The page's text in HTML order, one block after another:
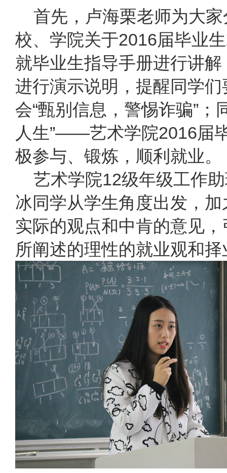
首先，卢海栗老师为大家
校、学院关于2016届毕业
就毕业生指导手册进行讲
进行演示说明，提醒同学
会“甄别信息，警惕诈骗”
人生”——艺术学院2016届
极参与、锻炼，顺利就业。
艺术学院12级年级工作
冰同学从学生角度出发，
实际的观点和中肯的意见
所阐述的理性的就业观和